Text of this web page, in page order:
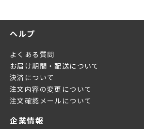
ヘルプ
よくある質問
お届け期間・配送について
決済について
注文内容の変更について
注文確認メールについて
企業情報